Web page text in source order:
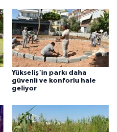
Yükseliş'in parkı daha
güvenli ve konforlu hale
geliyor